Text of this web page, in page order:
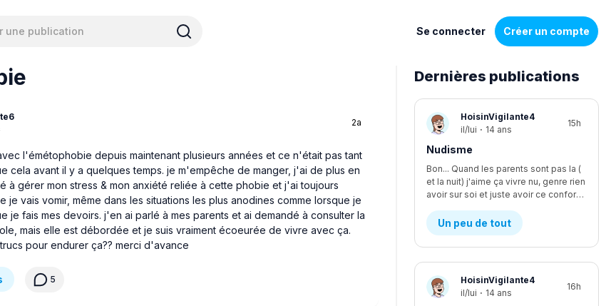
Se connecter Créer un compte
2a
l'émétophobie depuis maintenant plusieurs années et ce n'était pas tant
cela avant il y a quelques temps. je m'empêche de manger, j'ai de plus en
à gérer mon stress & mon anxiété reliée à cette phobie et j'ai toujours
je vais vomir, même dans les situations les plus anodines comme lorsque je
je fais mes devoirs. j'en ai parlé à mes parents et ai demandé à consulter la
mais elle est débordée et je suis vraiment écoeurée de vivre avec ça.
pour endurer ça?? merci d'avance
5
Dernières publications
Liste
de
discussions
HoisinVigilante4
il/lui · 14 ans
15h
Nudisme
Bon... Quand les parents sont pas la (
et la nuit) j'aime ça vivre nu, genre rien
avoir sur soi et juste avoir ce confort, je suis le seul à être nudiste... Et je fais kwa pour les voisins?
Un peu de tout
HoisinVigilante4
il/lui · 14 ans
16h